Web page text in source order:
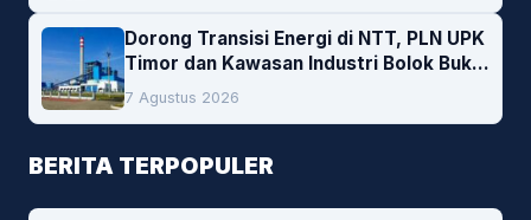
Dorong Transisi Energi di NTT, PLN UPK
Timor dan Kawasan Industri Bolok Buka
Peluang Investasi Woodchip untuk
Cofiring PLTU Bolok
7 Agustus 2026
BERITA TERPOPULER